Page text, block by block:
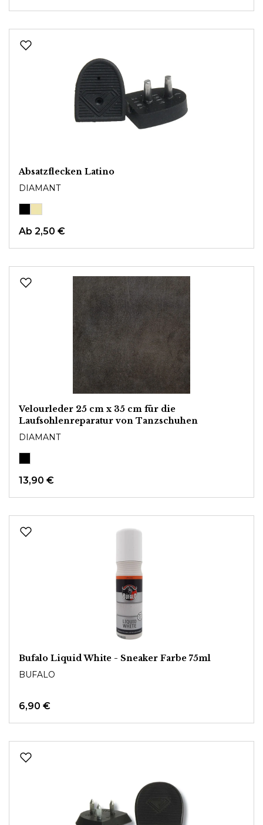
Absatzflecken Latino
DIAMANT
Ab 2,50 €
Velourleder 25 cm x 35 cm für die
Laufsohlenreparatur von Tanzschuhen
DIAMANT
13,90 €
Bufalo Liquid White - Sneaker Farbe 75ml
BUFALO
6,90 €